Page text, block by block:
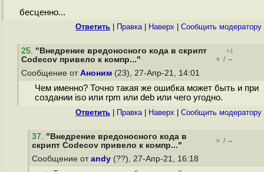
бесценно...
Ответить Правка| Наверх Cообщить модератору
25. "Внедрение вредоносного кода в скрипт
Codecov привело к компр..."
+1
+ / –
Сообщение от Аноним (23), 27-Апр-21, 14:01
Чем именно? Точно такая же ошибка может быть и при
создании iso или rpm или deb или чего угодно.
Ответить Правка| Наверх Cообщить модератору
37. "Внедрение вредоносного кода в
скрипт Codecov привело к компр..."
+ / –
Сообщение от andy (??), 27-Апр-21, 16:18